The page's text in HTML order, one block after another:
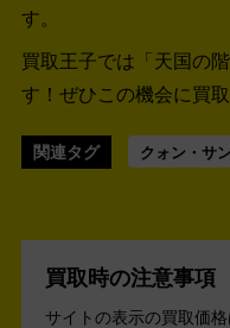
す。
買取王子では「天国の
す！ ぜひこの機会に買
関連タグ クォン・サ
買取時の注意事項
サイトの表示の買取価